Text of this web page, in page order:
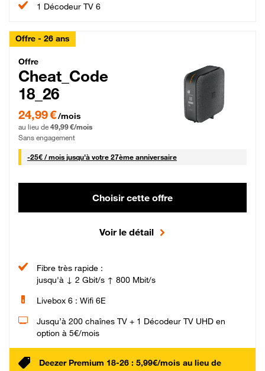
1 Décodeur TV 6
Offre - 26 ans
Cheat_Code Fibre_18_26
Offre
Cheat_Code
18_26
24,99 € par mois pendant 0 mois puis 49,99 € par mois, Sans engagement
24,99 €/mois
au lieu de 49,99 €/mois
Sans engagement
-25€ / mois25 € par mois
jusqu'à votre 27ème anniversaire
Choisir cette offre
Voir le détail
Fibre très rapide :
jusqu'à ↓ 2 Gbit/s ↑ 800 Mbit/s
Livebox 6 : Wifi 6E
Jusqu’à 200 chaînes TV + 1 Décodeur TV UHD en
option à 5€/mois
Deezer Premium 18-26 : 5,99€/mois au lieu de